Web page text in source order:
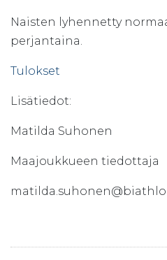
Naisten lyhennetty
perjantaina.
Tulokset
Lisätiedot:
Matilda Suhonen
Maajoukkueen tiedottaja